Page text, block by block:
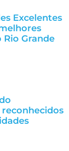
Excelentes
Rio Grande